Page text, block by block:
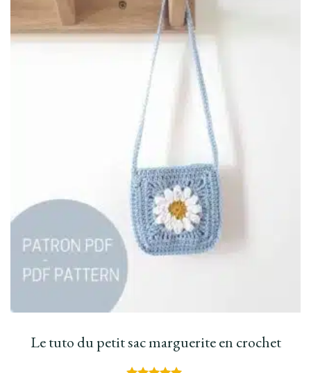
Le tuto du petit sac marguerite en crochet